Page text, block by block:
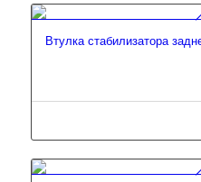
Втулка стабилизатора